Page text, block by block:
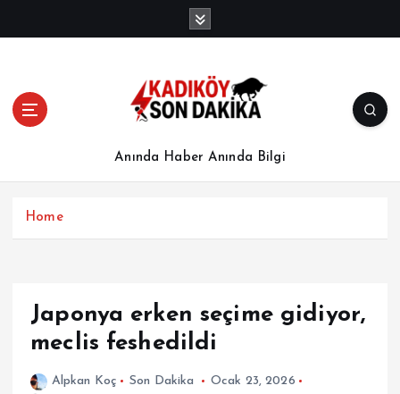
Anında Haber Anında Bilgi
Home
Japonya erken seçime gidiyor,
meclis feshedildi
Alpkan Koç Son Dakika
Ocak 23, 2026